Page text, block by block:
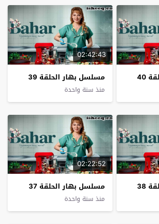
40
02:42:43
مسلسل بهار الحلقة 39
منذ سنة واحدة
38
02:22:52
مسلسل بهار الحلقة 37
منذ سنة واحدة